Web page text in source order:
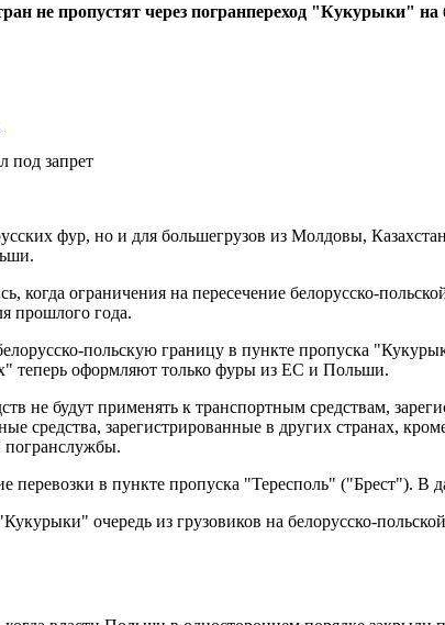
не пропустят через погранпереход "Кукурыки" на
фур, но и для большегрузов из Молдовы,
ограничения на пересечение белорусско-
прошлого года.
польскую границу в пункте пропуска
теперь оформляют только фуры из ЕС и Польши.
не будут применять к транспортным средствам,
средства, зарегистрированные в других странах,
перевозки в пункте пропуска "Тересполь" ("Брест"). В
очередь из грузовиков на белорусско-